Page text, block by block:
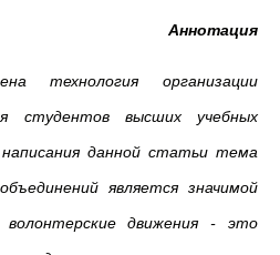
Аннотация
технология организации
студентов высших учебных
данной статьи тема
является значимой
волонтерские движения - это